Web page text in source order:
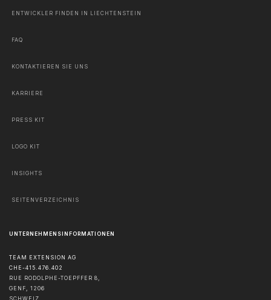
ENTWICKLER FINDEN IN LIECHTENSTEIN
FAQ
KONTAKTIEREN SIE UNS
KARRIERE
PRESS KIT
LOGO KIT
INSIGHTS
SEITENVERZEICHNIS
UNTERNEHMENSINFORMATIONEN
TEAM EXTENSION AG
CHE-415.476.402
RUE RODOLPHE-TOEPFFER 8,
GENF, 1206